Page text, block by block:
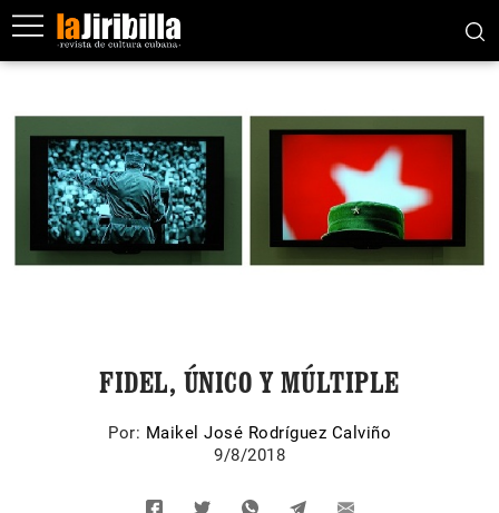
FIDEL, ÚNICO Y MÚLTIPLE
Por: Maikel José Rodríguez Calviño
9/8/2018